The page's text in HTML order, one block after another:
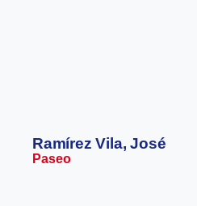
Ramírez Vila, José
Paseo